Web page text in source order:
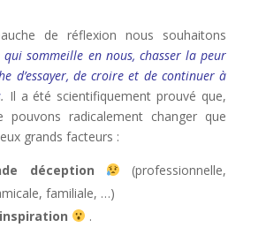
de réflexion nous souhaitons
qui sommeille en nous, chasser la peur
d’essayer, de croire et de continuer à
. Il a été scientifiquement prouvé que,
pouvons radicalement changer que
grands facteurs :
déception
(professionnelle,
familiale, …)
.